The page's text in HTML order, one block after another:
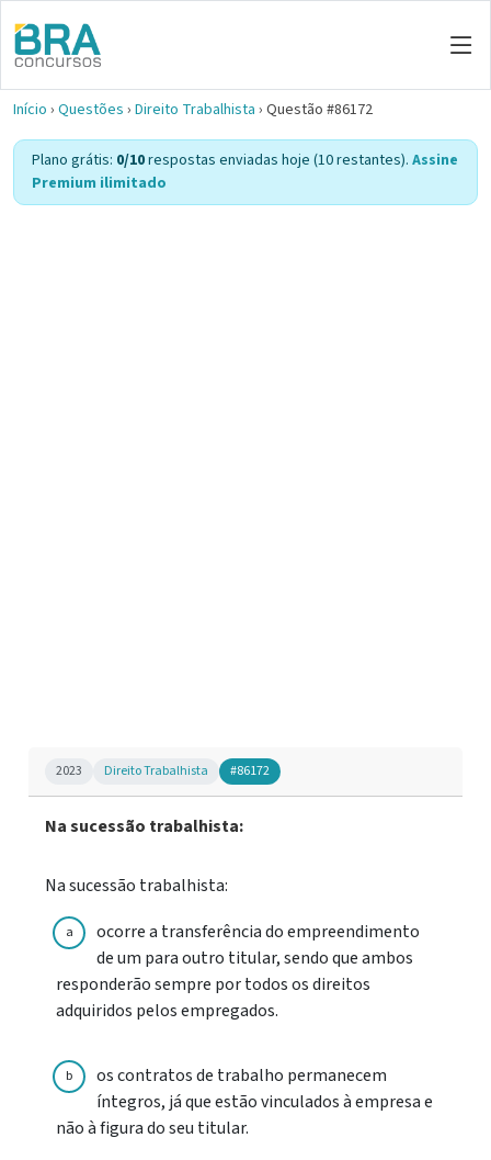
Início › Questões › Direito Trabalhista › Questão #86172
Plano grátis: 0/10respostas enviadas hoje (10 restantes). Assine
Premium ilimitado
2023 Direito Trabalhista #86172
Na sucessão trabalhista:
Na sucessão trabalhista:
a
ocorre a transferência do empreendimento
de um para outro titular, sendo que ambos
responderão sempre por todos os direitos
adquiridos pelos empregados.
b
os contratos de trabalho permanecem
íntegros, já que estão vinculados à empresa e
não à figura do seu titular.